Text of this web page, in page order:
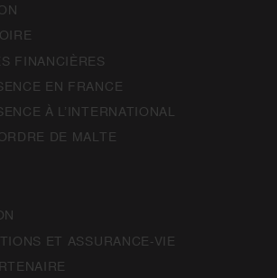
FINANCIÈRES
EN FRANCE
À L’INTERNATIONAL
DE MALTE
ET ASSURANCE-VIE